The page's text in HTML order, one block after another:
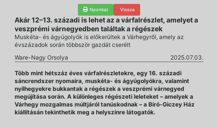
Nyomtat Vissza
Akár 12–13. századi is lehet az a várfalrészlet, amelyet a
veszprémi várnegyedben találtak a régészek
Muskéta- és ágyúgolyók is előkerültek a Várhegyről, amely az
évszázadok során többször gazdát cserélt
Ware-Nagy Orsolya
2025.07.03.
Több mint hétszáz éves várfalrészletekre, egy 16. századi
sáncrendszer nyomaira, muskéta- és ágyúgolyókra, valamint
nyílhegyekre bukkantak a régészek a veszprémi várnegyed
megújítása során. A különleges régészeti leleteket – amelyek a
Várhegy mozgalmas múltjáról tanúskodnak – a Biró-Giczey Ház
kiállításán tekinthetik meg a helyszínre látogatók.